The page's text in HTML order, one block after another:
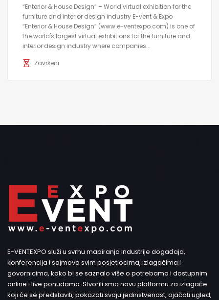
“Enterior & House Design” – World virtual exhibition for the
furniture and interior design industry E-vent & Expo
“Enterior & House Design” (www.e-ventexpo.com) is one of
the world's largest virtual exhibitions for the furniture and
interior design industry where companies...
Završeni
E-VENTEXPO služi u svrhu mapiranja industrije događaja,
konferencija i sajmova svim posjetiocima, izlagačima i
govornicima, kako bi se saznalo više o potrebama i dostupnim
online i live ponudama. Stvorili smo novu platformu za izlagače
koji će se predstaviti, pokazati svoju jedinstvenost, ojačati ugled,